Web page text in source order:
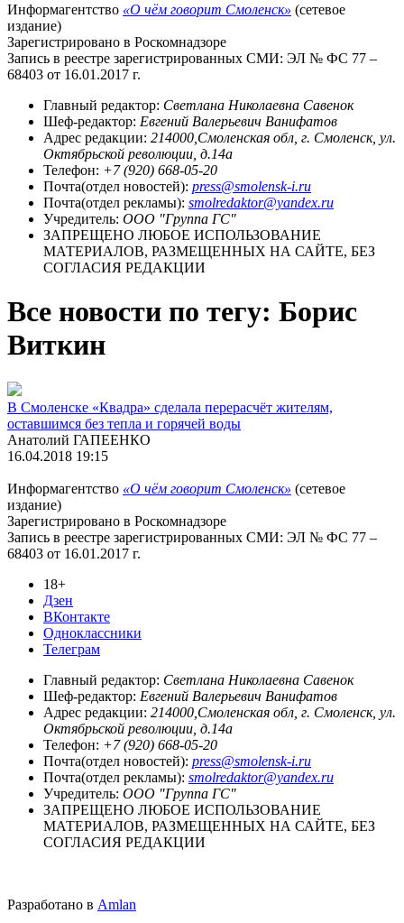
Информагентство «О чём говорит Смоленск» (сетевое
издание)
Зарегистрировано в Роскомнадзоре
Запись в реестре зарегистрированных СМИ: ЭЛ № ФС 77 –
68403 от 16.01.2017 г.
Главный редактор: Светлана Николаевна Савенок
Шеф-редактор: Евгений Валерьевич Ванифатов
Адрес редакции: 214000,Смоленская обл, г. Смоленск, ул.
Октябрьской революции, д.14а
Телефон: +7 (920) 668-05-20
Почта(отдел новостей): press@smolensk-i.ru
Почта(отдел рекламы): smolredaktor@yandex.ru
Учредитель: ООО "Группа ГС"
ЗАПРЕЩЕНО ЛЮБОЕ ИСПОЛЬЗОВАНИЕ
МАТЕРИАЛОВ, РАЗМЕЩЕННЫХ НА САЙТЕ, БЕЗ
СОГЛАСИЯ РЕДАКЦИИ
Все новости по тегу: Борис
Виткин
В Смоленске «Квадра» сделала перерасчёт жителям,
оставшимся без тепла и горячей воды
Анатолий ГАПЕЕНКО
16.04.2018 19:15
Информагентство «О чём говорит Смоленск» (сетевое
издание)
Зарегистрировано в Роскомнадзоре
Запись в реестре зарегистрированных СМИ: ЭЛ № ФС 77 –
68403 от 16.01.2017 г.
18+
Дзен
ВКонтакте
Одноклассники
Телеграм
Главный редактор: Светлана Николаевна Савенок
Шеф-редактор: Евгений Валерьевич Ванифатов
Адрес редакции: 214000,Смоленская обл, г. Смоленск, ул.
Октябрьской революции, д.14а
Телефон: +7 (920) 668-05-20
Почта(отдел новостей): press@smolensk-i.ru
Почта(отдел рекламы): smolredaktor@yandex.ru
Учредитель: ООО "Группа ГС"
ЗАПРЕЩЕНО ЛЮБОЕ ИСПОЛЬЗОВАНИЕ
МАТЕРИАЛОВ, РАЗМЕЩЕННЫХ НА САЙТЕ, БЕЗ
СОГЛАСИЯ РЕДАКЦИИ
Разработано в Amlan